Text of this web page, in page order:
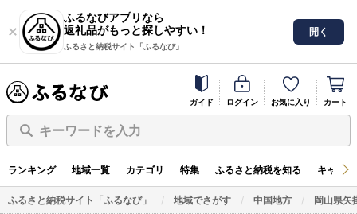
ふるなびアプリなら
返礼品がもっと探しやすい！
ふるさと納税サイト「ふるなび」
開く
ガイド ログイン お気に入り カート
キーワードを入力
ランキング 地域一覧 カテゴリ 特集 ふるさと納税を知る キャン
ふるさと納税サイト「ふるなび」 地域でさがす 中国地方 岡山県矢